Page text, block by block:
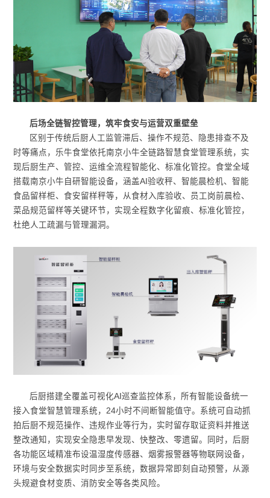
后场全链智控管理，筑牢食安与运营双重壁垒
区别于传统后厨人工监管滞后、操作不规范、隐患排查不及
时等痛点，乐牛食堂依托南京小牛全链路智慧食堂管理系统，实
现后厨生产、管控、运维全流程智能化、标准化管控。食堂全域
搭载南京小牛自研智能设备，涵盖AI验收秤、智能晨检机、智能
食品留样柜、食安留样秤等，从食材入库验收、员工岗前晨检、
菜品规范留样等关键环节，实现全程数字化留痕、标准化管控，
杜绝人工疏漏与管理漏洞。
后厨搭建全覆盖可视化AI巡查监控体系，所有智能设备统一
接入食堂智慧管理系统，24小时不间断智能值守。系统可自动抓
拍后厨不规范操作、违规作业等行为，实时留存取证资料并推送
整改通知，实现安全隐患早发现、快整改、零遗留。同时，后厨
各功能区域精准布设温湿度传感器、烟雾报警器等物联网设备，
环境与安全数据实时同步至系统，数据异常即刻自动预警，从源
头规避食材变质、消防安全等各类风险。